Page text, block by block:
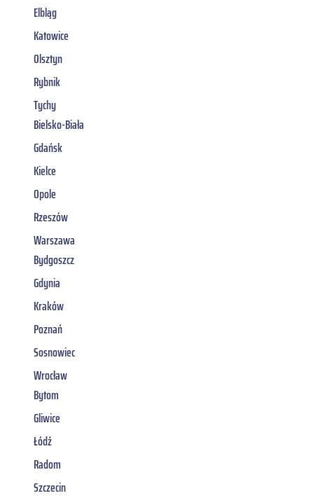
Elbląg
Katowice
Olsztyn
Rybnik
Tychy
Bielsko-Biała
Gdańsk
Kielce
Opole
Rzeszów
Warszawa
Bydgoszcz
Gdynia
Kraków
Poznań
Sosnowiec
Wrocław
Bytom
Gliwice
Łódź
Radom
Szczecin